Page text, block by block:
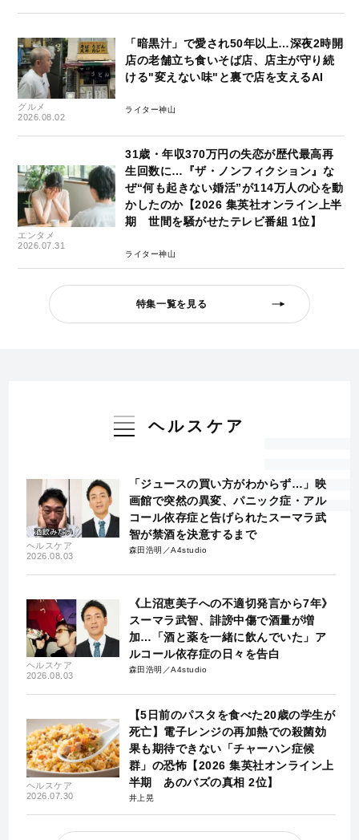
グルメ
2026.08.02
「暗黒汁」で愛され50年以上…深夜2時開
店の老舗立ち食いそば店、店主が守り続
ける"変えない味"と裏で店を支えるAI
ライター神山
エンタメ
2026.07.31
31歳・年収370万円の失恋が歴代最高再
生回数に…『ザ・ノンフィクション』な
ぜ“何も起きない婚活”が114万人の心を動
かしたのか【2026 集英社オンライン上半
期 世間を騒がせたテレビ番組 1位】
ライター神山
特集一覧を見る
ヘルスケア
ヘルスケア
2026.08.03
「ジュースの買い方がわからず…」映
画館で突然の異変、パニック症・アル
コール依存症と告げられたスーマラ武
智が禁酒を決意するまで
森田浩明／A4studio
ヘルスケア
2026.08.03
《上沼恵美子への不適切発言から7年》
スーマラ武智、誹謗中傷で酒量が増
加…「酒と薬を一緒に飲んでいた」ア
ルコール依存症の日々を告白
森田浩明／A4studio
ヘルスケア
2026.07.30
【5日前のパスタを食べた20歳の学生が
死亡】電子レンジの再加熱での殺菌効
果も期待できない「チャーハン症候
群」の恐怖【2026 集英社オンライン上
半期 あのバズの真相 2位】
井上晃